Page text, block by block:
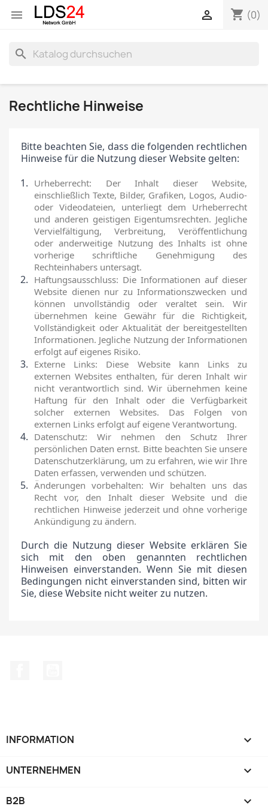
 shopping_cart (0)

search
Rechtliche Hinweise
Bitte beachten Sie, dass die folgenden rechtlichen
Hinweise für die Nutzung dieser Website gelten:
Urheberrecht: Der Inhalt dieser Website,
einschließlich Texte, Bilder, Grafiken, Logos, Audio-
oder Videodateien, unterliegt dem Urheberrecht
und anderen geistigen Eigentumsrechten. Jegliche
Vervielfältigung, Verbreitung, Veröffentlichung
oder anderweitige Nutzung des Inhalts ist ohne
vorherige schriftliche Genehmigung des
Rechteinhabers untersagt.
Haftungsausschluss: Die Informationen auf dieser
Website dienen nur zu Informationszwecken und
können unvollständig oder veraltet sein. Wir
übernehmen keine Gewähr für die Richtigkeit,
Vollständigkeit oder Aktualität der bereitgestellten
Informationen. Jegliche Nutzung der Informationen
erfolgt auf eigenes Risiko.
Externe Links: Diese Website kann Links zu
externen Websites enthalten, für deren Inhalt wir
nicht verantwortlich sind. Wir übernehmen keine
Haftung für den Inhalt oder die Verfügbarkeit
solcher externen Websites. Das Folgen von
externen Links erfolgt auf eigene Verantwortung.
Datenschutz: Wir nehmen den Schutz Ihrer
persönlichen Daten ernst. Bitte beachten Sie unsere
Datenschutzerklärung, um zu erfahren, wie wir Ihre
Daten erfassen, verwenden und schützen.
Änderungen vorbehalten: Wir behalten uns das
Recht vor, den Inhalt dieser Website und die
rechtlichen Hinweise jederzeit und ohne vorherige
Ankündigung zu ändern.
Durch die Nutzung dieser Website erklären Sie
sich mit den oben genannten rechtlichen
Hinweisen einverstanden. Wenn Sie mit diesen
Bedingungen nicht einverstanden sind, bitten wir
Sie, diese Website nicht weiter zu nutzen.
INFORMATION 
UNTERNEHMEN 
B2B 